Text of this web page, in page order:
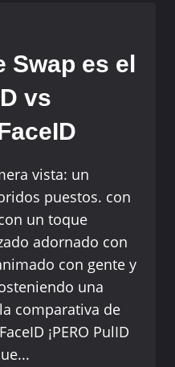
Swap es el
vs
vista: un
puestos. con
un toque
adornado con
con gente y
una
comparativa de
¡PERO PulID